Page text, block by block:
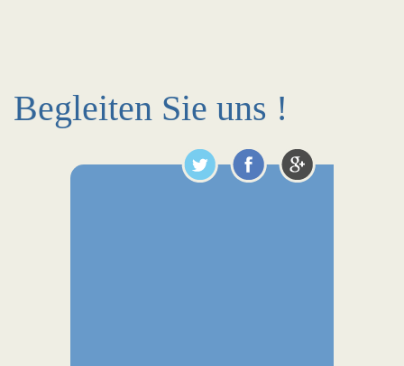
Begleiten Sie uns !